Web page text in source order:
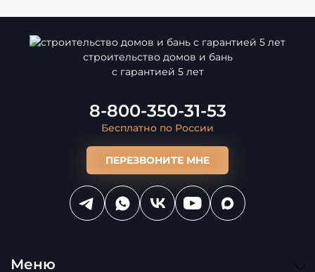
строительство домов и бань
с гарантией 5 лет
Меню
8-800-350-31-53
Бесплатно по России
ПЕРЕЗВОНИТЕ МНЕ